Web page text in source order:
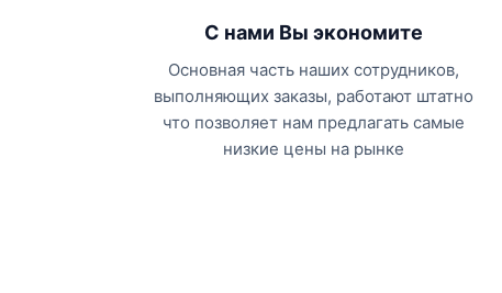
С нами Вы экономите
Основная часть наших сотрудников,
выполняющих заказы, работают штатно
что позволяет нам предлагать самые
низкие цены на рынке